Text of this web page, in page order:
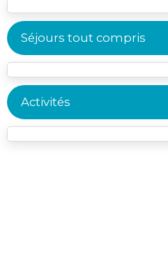
Séjours tout compris
Activités